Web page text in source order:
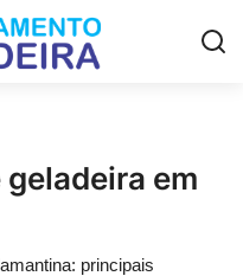
em
principais